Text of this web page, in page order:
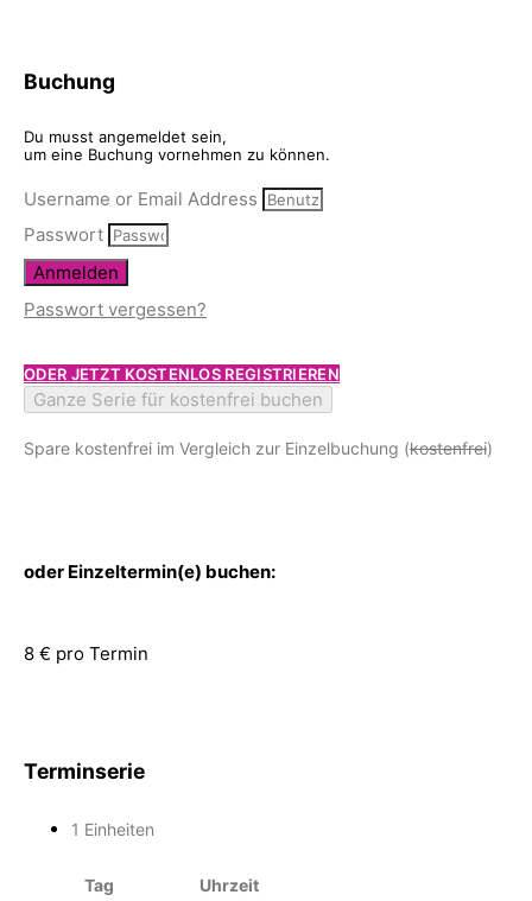
Buchung
Du musst angemeldet sein,
um eine Buchung vornehmen zu können.
Username or Email Address
Passwort
Anmelden
Passwort vergessen?
ODER JETZT KOSTENLOS REGISTRIEREN
Ganze Serie für kostenfrei buchen
Spare kostenfrei im Vergleich zur Einzelbuchung (kostenfrei)
oder Einzeltermin(e) buchen:
8 € pro Termin
Terminserie
1 Einheiten
Tag Uhrzeit